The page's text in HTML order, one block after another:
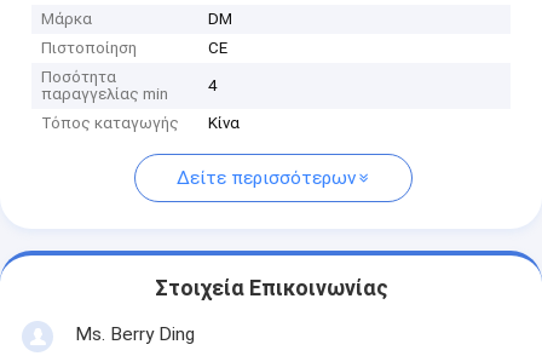
Μάρκα
DM
Πιστοποίηση
CE
Ποσότητα
παραγγελίας min
4
Τόπος καταγωγής Κίνα
Δείτε περισσότερων
Στοιχεία Επικοινωνίας
Ms. Berry Ding